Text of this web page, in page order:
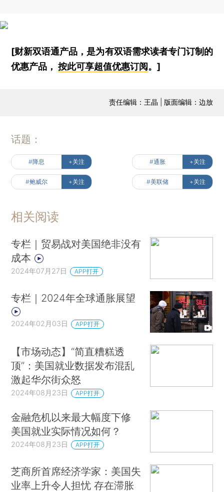
[财新双语通产品，是为有双语需求读者专门订制的
优惠产品，按此可享超值优惠订阅。]
责任编辑：王晶 | 版面编辑：边放
话题：
#降息 +关注 #通胀 +关注
#鲍威尔 +关注 #美联储 +关注
相关阅读
专栏｜贸易战对美国绝非没有
成本
2024年07月27日 APP打开
专栏｜2024年全球通胀展望
2024年02月03日 APP打开
【市场动态】“简直糟糕透
顶”：美国就业数据发布混乱
激起华尔街众怒
2024年08月23日 APP打开
金融危机以来最大幅度下修
美国就业实际情况如何？
2024年08月23日 APP打开
芝商所首席经济学家：美国失
业率上升令人担忧 存在滞胀